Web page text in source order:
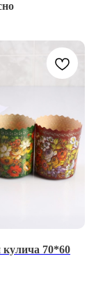
70*60